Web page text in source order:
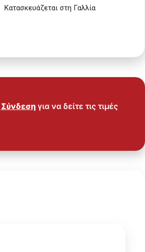
Κατασκευάζεται στη Γαλλία
Σύνδεσηγια να δείτε τις τιμές